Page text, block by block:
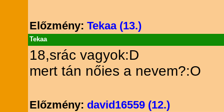
Előzmény: Tekaa (13.)
Tekaa
18,srác vagyok:D
mert tán nőies a nevem?:O
Előzmény: david16559 (12.)